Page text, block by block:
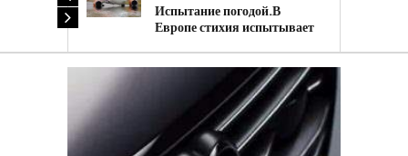
Испытание погодой.В
Европе стихия испытывает